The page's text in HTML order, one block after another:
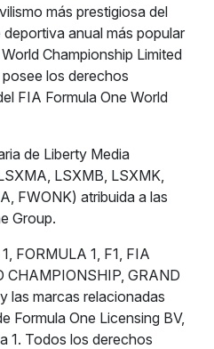
más prestigiosa del
anual más popular
Championship Limited
los derechos
FIA Formula One World
de Liberty Media
LSXMB, LSXMK,
FWONK) atribuida a las
Group.
FORMULA 1, F1, FIA
CHAMPIONSHIP, GRAND
las marcas relacionadas
Formula One Licensing BV,
1. Todos los derechos